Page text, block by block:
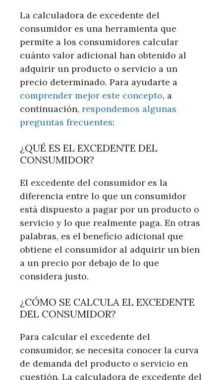
La calculadora de excedente del
consumidor es una herramienta que
permite a los consumidores calcular
cuánto valor adicional han obtenido al
adquirir un producto o servicio a un
precio determinado. Para ayudarte a
comprender mejor este concepto, a
continuación, respondemos algunas
preguntas frecuentes:
¿QUÉ ES EL EXCEDENTE DEL
CONSUMIDOR?
El excedente del consumidor es la
diferencia entre lo que un consumidor
está dispuesto a pagar por un producto o
servicio y lo que realmente paga. En otras
palabras, es el beneficio adicional que
obtiene el consumidor al adquirir un bien
a un precio por debajo de lo que
considera justo.
¿CÓMO SE CALCULA EL EXCEDENTE
DEL CONSUMIDOR?
Para calcular el excedente del
consumidor, se necesita conocer la curva
de demanda del producto o servicio en
cuestión. La calculadora de excedente del